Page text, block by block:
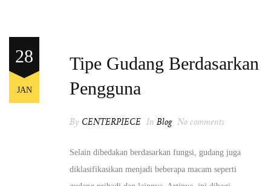
28
JAN
Tipe Gudang Berdasarkan
Pengguna
By CENTERPIECE In Blog No comments
Selain dibedakan berdasarkan fungsi, gudang juga
diklasifikasikan menjadi beberapa macam seperti